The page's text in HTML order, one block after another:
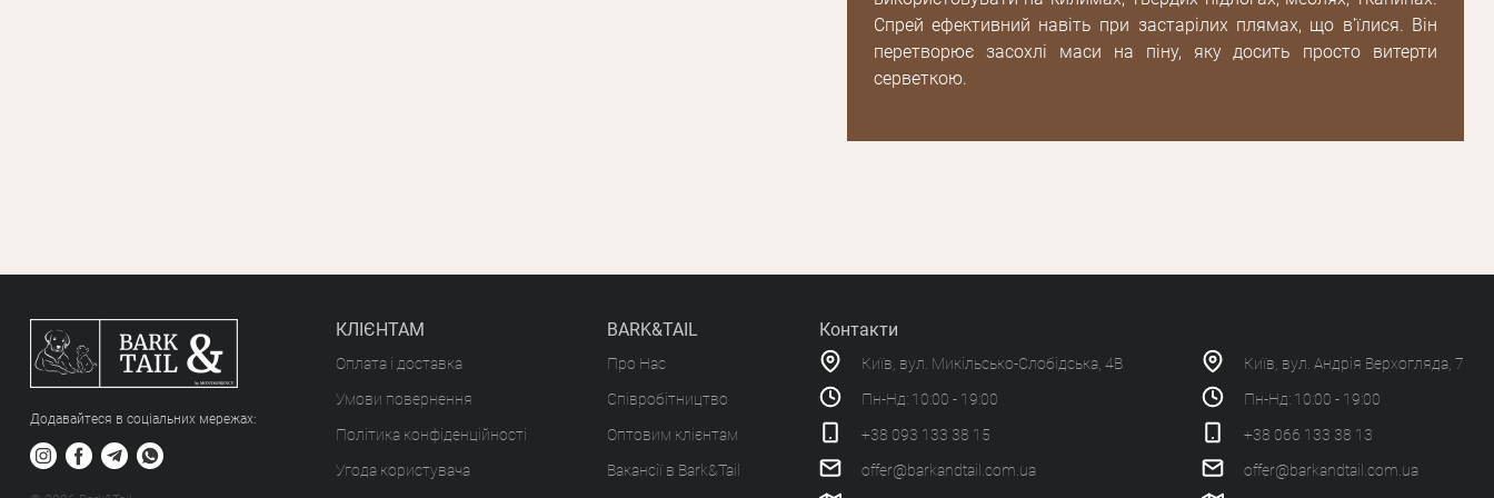
Спрей ефективний навіть при застарілих плямах, що в'їлися. Він
перетворює засохлі маси на піну, яку досить просто витерти
серветкою.
Додавайтеся в соціальних мережах:
КЛІЄНТАМ
Оплата і доставка
Умови повернення
Політика конфіденційності
Угода користувача
BARK&TAIL
Про Нас
Співробітництво
Оптовим клієнтам
Вакансії в Bark&Tail
Контакти
Київ, вул. Микільсько-Слобідська, 4В
Пн-Нд: 10:00 - 19:00
+38 093 133 38 15
offer@barkandtail.com.ua
Київ, вул. Андрія Верхогляда, 7
Пн-Нд: 10:00 - 19:00
+38 066 133 38 13
offer@barkandtail.com.ua